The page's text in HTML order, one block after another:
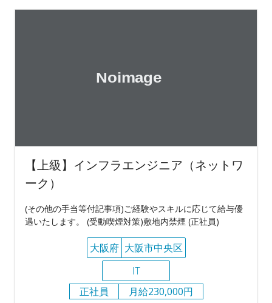
【上級】インフラエンジニア（ネットワ
ーク）
(その他の手当等付記事項)ご経験やスキルに応じて給与優
遇いたします。 (受動喫煙対策)敷地内禁煙 (正社員)
大阪府 大阪市中央区
IT
正社員
月給230,000円